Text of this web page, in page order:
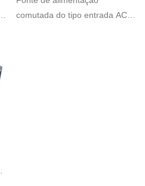
fonte de alimentação
comutada do tipo entrada AC